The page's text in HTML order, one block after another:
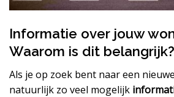
Informatie over jouw
Waarom is dit belangrijk?
Als je op zoek bent naar een
natuurlijk zo veel mogelijk